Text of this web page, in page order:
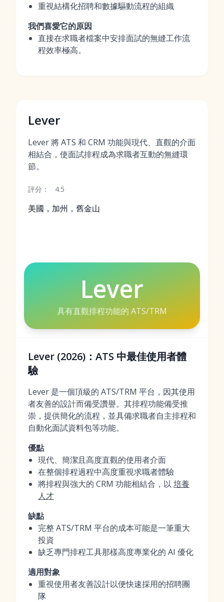
重視結構化招聘和數據驅動流程的組織
我們喜愛它的原因
直接在求職者檔案中安排面試的無縫工作流
程效率極高。
Lever
Lever 將 ATS 和 CRM 功能與現代、直觀的介面
相結合，使面試排程成為求職者互動的無縫環
節。
評分： 4.5
美國，加州，舊金山
Lever
具有直觀排程功能的 ATS/TRM
Lever (2026)：ATS 中最佳使用者體
驗
Lever 是一個頂級的 ATS/TRM 平台，因其使用
者友善的設計而備受讚譽。其排程功能備受推
崇，提供簡化的流程，並具備求職者自主排程和
自動化面試資料包等功能。
優點
現代、簡潔且高度直觀的使用者介面
在整個排程過程中高度重視求職者體驗
將排程與強大的 CRM 功能相結合，以 培養
人才
缺點
完整 ATS/TRM 平台的成本可能是一筆重大
投資
缺乏專門排程工具那樣高度專業化的 AI 優化
適用對象
重視使用者友善設計以便快速採用的招聘團
隊